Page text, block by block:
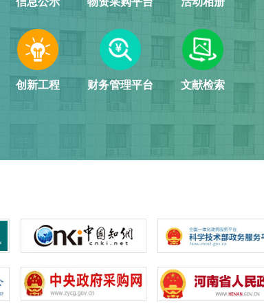
创新工程 财务管理平台 文献检索